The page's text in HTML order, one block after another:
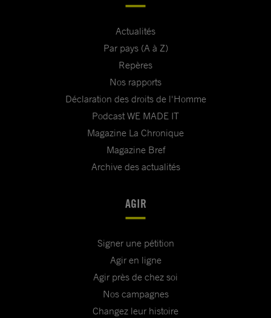
Actualités
Par pays (A à Z)
Repères
Nos rapports
Déclaration des droits de l'Homme
Podcast WE MADE IT
Magazine La Chronique
Magazine Bref
Archive des actualités
AGIR
Signer une pétition
Agir en ligne
Agir près de chez soi
Nos campagnes
Changez leur histoire